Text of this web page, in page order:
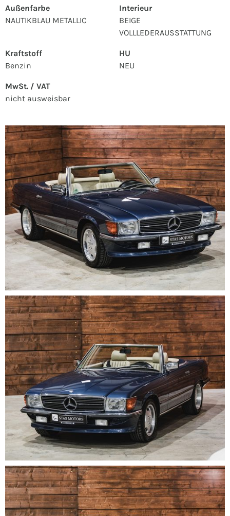
Außenfarbe
NAUTIKBLAU METALLIC
Interieur
BEIGE
VOLLLEDERAUSSTATTUNG
Kraftstoff
Benzin
HU
NEU
MwSt. / VAT
nicht ausweisbar